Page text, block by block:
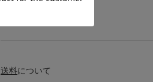
送料について